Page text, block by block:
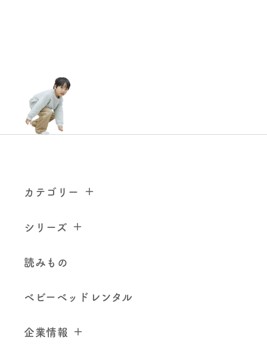
カテゴリー
シリーズ
読みもの
ベビーベッドレンタル
企業情報